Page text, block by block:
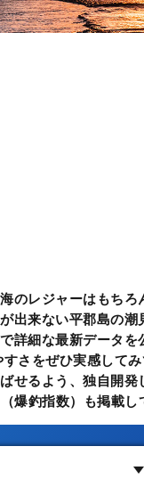
のレジャーはもちろ
出来ない平郡島の潮
詳細な最新データを
さをぜひ実感して
せるよう、独自開発
爆釣指数）も掲載し